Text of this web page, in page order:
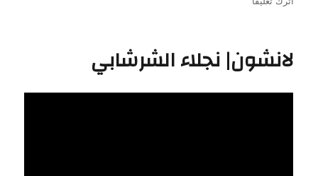
لانشون| نجلاء الشرشابي